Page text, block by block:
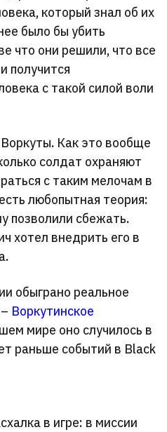
который знал об их
было бы убить
что они решили, что все
получится
с такой силой воли
Как это вообще
солдат охраняют
с таким мелочам в
любопытная теория:
позволили сбежать.
хотел внедрить его в
обыграно реальное
Воркутинское
мире оно случилось в
раньше событий в Black
в игре: в миссии